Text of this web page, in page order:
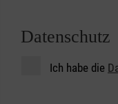
Datenschutz
Ich habe die